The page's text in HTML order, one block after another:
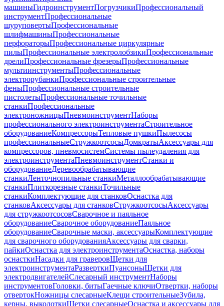
машиныГидроинструментПогрузчикиПрофессиональный
инструментПрофессиональные
шуруповертыПрофессиональные
шлифмашиныПрофессиональные
перфораторыПрофессиональные циркулярные
пилыПрофессиональные электролобзикиПрофессиональные
дрелиПрофессиональные фрезерыПрофессиональные
мультиинструментыПрофессиональные
электрорубанкиПрофессиональные строительные
феныПрофессиональные строительные
пистолетыПрофессиональные точильные
станкиПрофессиональные
электроножницыПневмоинструментНаборы
профессионального электроинструментаСтроительное
оборудованиеКомпрессорыТепловые пушкиПылесосы
профессиональныеСтружкоотсосыДомкратыАксессуары для
компрессоров, пневмосистемСистемы пылеудаления для
электроинструментаПневмоинструментСтанки и
оборудованиеДеревообрабатывающие
станкиЛенточнопильные станкиМеталлообрабатывающие
станкиПлиткорезные станкиТочильные
станкиКомплектующие для станковОснастка для
станковАксессуары для станковСтружкоотсосыАксессуары
для стружкоотсосовСварочное и паяльное
оборудованиеСварочное оборудованиеПаяльное
оборудованиеСварочные маски, аксессуарыКомплектующие
для сварочного оборудованияАксессуары для сварки,
пайкиОснастка для электроинструментаОснастка, наборы
оснасткиНасадки для граверовЩетки для
электроинструментаРазверткиПуансоныЩетки для
электродвигателейСлесарный инструментНаборы
инструментовГоловки, битыГаечные ключиОтвертки, наборы
отвертокНожницы слесарныеКлещи строительныеЗубила,
керны, выколоткиЩетки слесарныеОснастка и аксессуары для